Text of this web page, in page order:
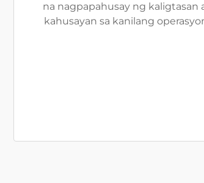
na nagpapahusay ng kaligtasan
kahusayan sa kanilang